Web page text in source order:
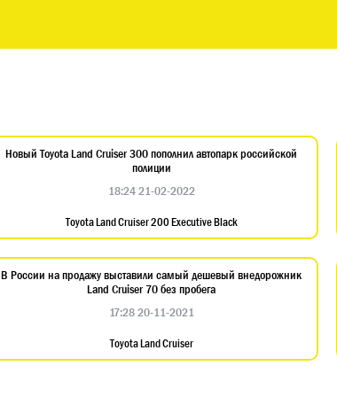
Новый Toyota Land Cruiser 300 пополнил автопарк российской
полиции
18:24 21-02-2022
Toyota Land Cruiser 200 Executive Black
В России на продажу выставили самый дешевый внедорожник
Land Cruiser 70 без пробега
17:28 20-11-2021
Toyota Land Cruiser